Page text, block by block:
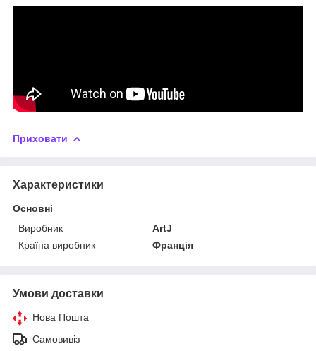
Приховати
Характеристики
Основні
Виробник
ArtJ
Країна виробник
Франція
Умови доставки
Нова Пошта
Самовивіз